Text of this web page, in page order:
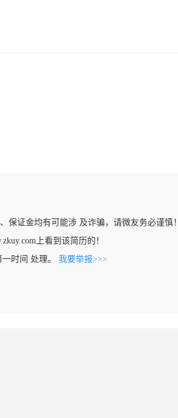
保证金均有可能涉 及诈骗，请微友务必谨慎！
上看到该简历的！
时间 处理。 我要举报>>>